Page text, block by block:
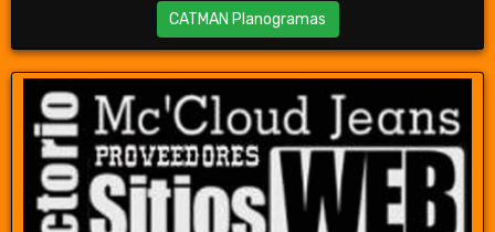
CATMAN Planogramas